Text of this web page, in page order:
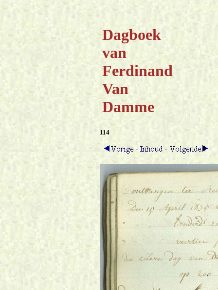
Dagboek
van
Ferdinand
Van
Damme
114